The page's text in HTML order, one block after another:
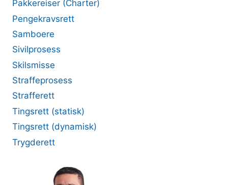
Pakkereiser (Charter)
Pengekravsrett
Samboere
Sivilprosess
Skilsmisse
Straffeprosess
Strafferett
Tingsrett (statisk)
Tingsrett (dynamisk)
Trygderett